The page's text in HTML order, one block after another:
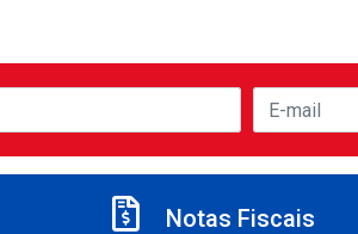
Notas Fiscais